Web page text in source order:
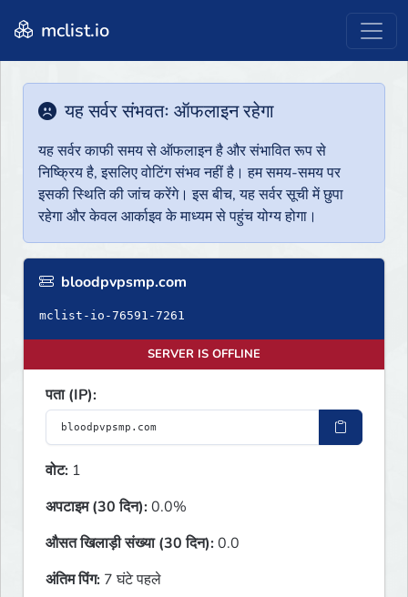
mclist.io
यह सर्वर संभवतः ऑफलाइन रहेगा
यह सर्वर काफी समय से ऑफलाइन है और संभावित रूप से
निष्क्रिय है, इसलिए वोटिंग संभव नहीं है। हम समय-समय पर
इसकी स्थिति की जांच करेंगे। इस बीच, यह सर्वर सूची में छुपा
रहेगा और केवल आर्काइव के माध्यम से पहुंच योग्य होगा।
bloodpvpsmp.com
mclist-io-76591-7261
SERVER IS OFFLINE
पता (IP):
वोट: 1
अपटाइम (30 दिन):0.0%
औसत खिलाड़ी संख्या (30 दिन):0.0
अंतिम पिंग: 7 घंटे पहले